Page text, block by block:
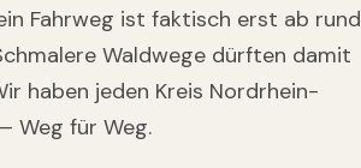
Fahrweg ist faktisch erst ab rund
Waldwege dürften damit
haben jeden Kreis Nordrhein-
Weg für Weg.